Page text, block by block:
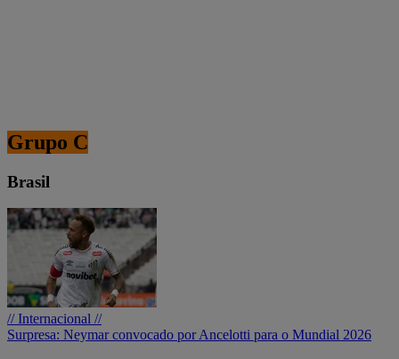
Grupo C
Brasil
// Internacional //
Surpresa: Neymar convocado por Ancelotti para o Mundial 2026